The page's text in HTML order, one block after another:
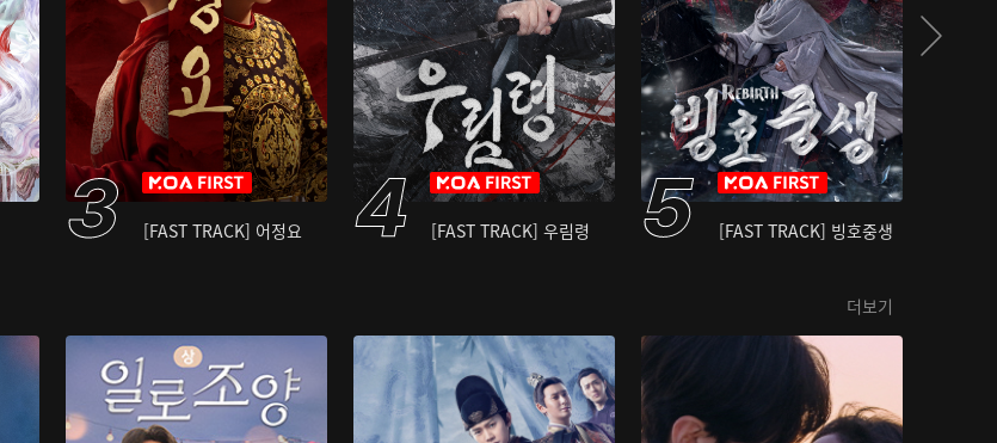
[FAST TRACK] 어정요 [FAST TRACK] 우림령 [FAST TRACK] 빙호중생
더보기